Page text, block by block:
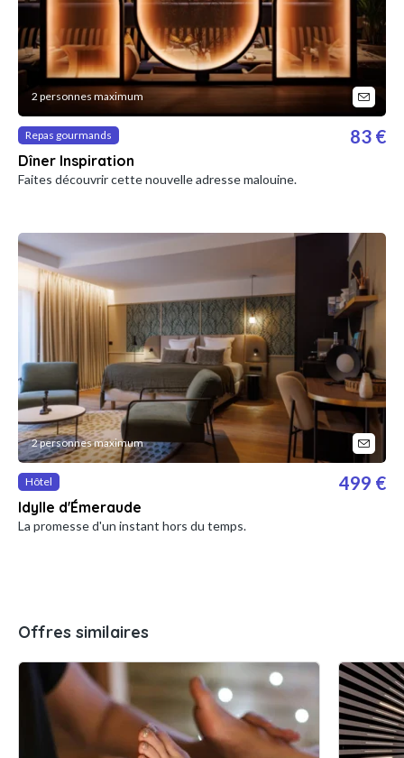
2 personnes maximum
Repas gourmands
Dîner Inspiration
83 €
Faites découvrir cette nouvelle adresse malouine.
2 personnes maximum
Hôtel
Idylle d'Émeraude
499 €
La promesse d'un instant hors du temps.
Offres similaires